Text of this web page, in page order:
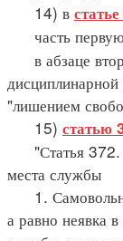
14) в
часть
в абзаце
"лишением
15) статью
"Статья 372.
места службы
1.
а равно неявка